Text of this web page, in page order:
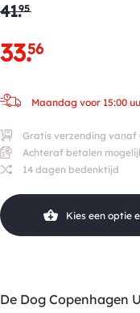
41.95
33.56
Maandag voor 15:00
Gratis verzending vanaf
Achteraf betalen
14 dagen bedenktijd
Kies een optie
De Dog Copenhagen